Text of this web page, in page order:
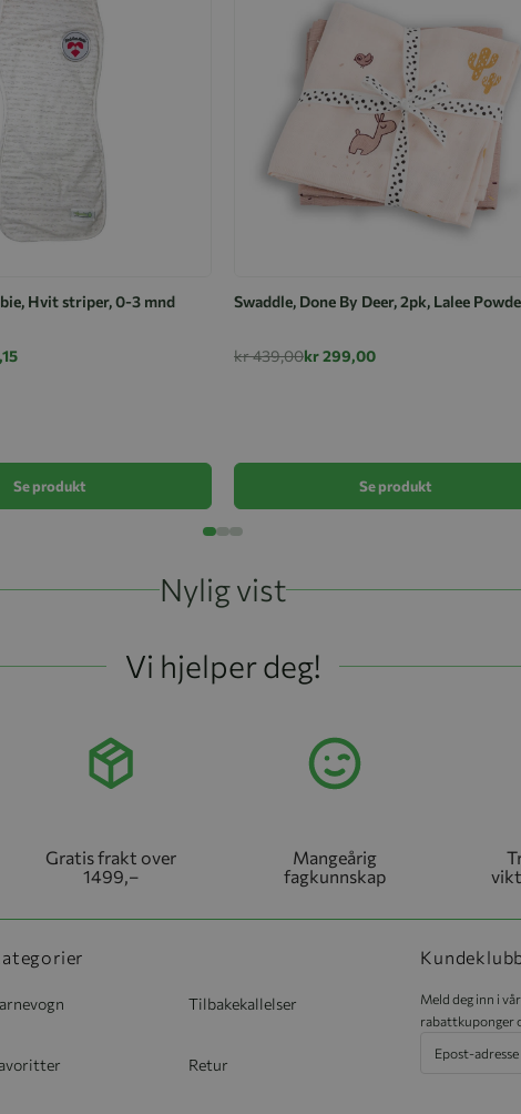
Hvit striper, 0-3 mnd
Se produkt
Swaddle, Done By Deer, 2pk, Lalee
kr 439,00kr 299,00
Se produkt
Nylig vist
Vi hjelper deg!
Gratis frakt over
1499,–
Mangeårig
fagkunnskap
Tilbakekallelser
Retur
Meld deg inn i
rabattkuponger